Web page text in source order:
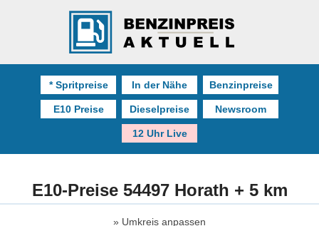
* Spritpreise In der Nähe Benzinpreise
E10 Preise Dieselpreise Newsroom
12 Uhr Live
E10-Preise 54497 Horath + 5 km
Umkreis anpassen